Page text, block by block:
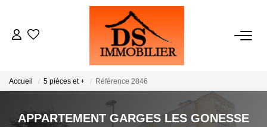
ACHATS
Accueil 5 pièces et + Référence 2846
APPARTEMENT GARGES LES GONESSE